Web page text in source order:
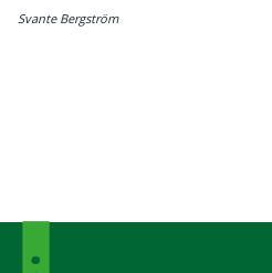
Svante Bergström